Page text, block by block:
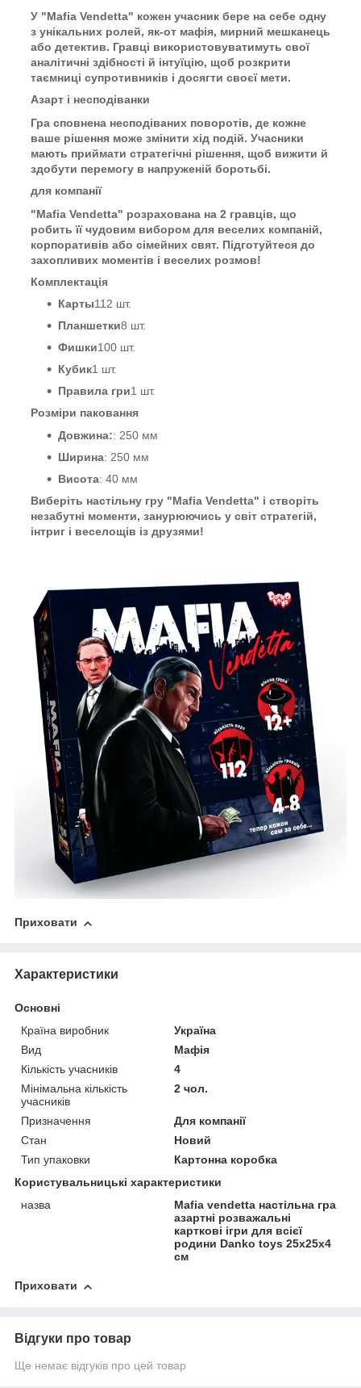
У "Mafia Vendetta" кожен учасник бере на себе одну
з унікальних ролей, як-от мафія, мирний мешканець
або детектив. Гравці використовуватимуть свої
аналітичні здібності й інтуїцію, щоб розкрити
таємниці супротивників і досягти своєї мети.
Азарт і несподіванки
Гра сповнена несподіваних поворотів, де кожне
ваше рішення може змінити хід подій. Учасники
мають приймати стратегічні рішення, щоб вижити й
здобути перемогу в напруженій боротьбі.
для компанії
"Mafia Vendetta" розрахована на 2 гравців, що
робить її чудовим вибором для веселих компаній,
корпоративів або сімейних свят. Підготуйтеся до
захопливих моментів і веселих розмов!
Комплектація
Карты112 шт.
Планшетки8 шт.
Фишки100 шт.
Кубик1 шт.
Правила гри1 шт.
Розміри паковання
Довжина:: 250 мм
Ширина: 250 мм
Висота: 40 мм
Виберіть настільну гру "Mafia Vendetta" і створіть
незабутні моменти, занурюючись у світ стратегій,
інтриг і веселощів із друзями!
Приховати
Характеристики
Основні
Країна виробник
Україна
Вид
Мафія
Кількість учасників
4
Мінімальна кількість
учасників
2 чол.
Призначення
Для компанії
Стан
Новий
Тип упаковки
Картонна коробка
Користувальницькі характеристики
назва
Mafia vendetta настільна гра
азартні розважальні
карткові ігри для всієї
родини Danko toys 25х25х4
см
Приховати
Відгуки про товар
Ще немає відгуків про цей товар